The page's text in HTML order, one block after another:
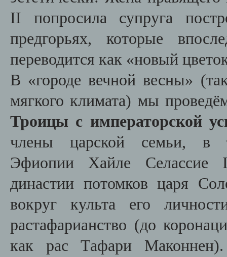
II попросила супруга
предгорьях, которые
переводится как «новый
В «городе вечной весны»
мягкого климата) мы
Троицы с императорской
члены царской семьи,
ЭфиопииХайле Селассие
династии потомков царя
вокруг культа его
растафарианство (до
как рас Тафари